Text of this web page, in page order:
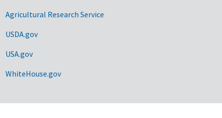
Agricultural Research Service
USDA.gov
USA.gov
WhiteHouse.gov